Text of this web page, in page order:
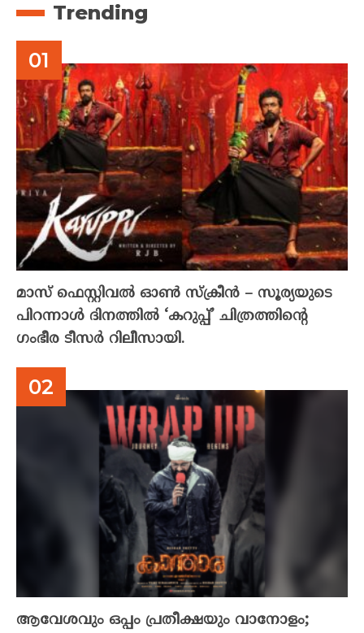
Trending
മാസ് ഫെസ്റ്റിവൽ ഓൺ സ്‌ക്രീൻ – സൂര്യയുടെ
പിറന്നാൾ ദിനത്തിൽ ‘കറുപ്പ്’ ചിത്രത്തിന്റെ
ഗംഭീര ടീസർ റിലീസായി.
ആവേശവും ഒപ്പം പ്രതീക്ഷയും വാനോളം;